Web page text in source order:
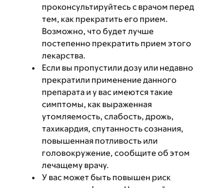
проконсультируйтесь с врачом перед
тем, как прекратить его прием.
Возможно, что будет лучше
постепенно прекратить прием этого
лекарства.
Если вы пропустили дозу или недавно
прекратили применение данного
препарата и у вас имеются такие
симптомы, как выраженная
утомляемость, слабость, дрожь,
тахикардия, спутанность сознания,
повышенная потливость или
головокружение, сообщите об этом
лечащему врачу.
У вас может быть повышен риск